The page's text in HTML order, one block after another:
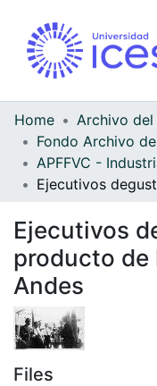
Home
Ejecutivos
producto de
Andes
Files